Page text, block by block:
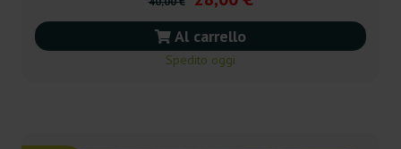
Al carrello
Spedito oggi